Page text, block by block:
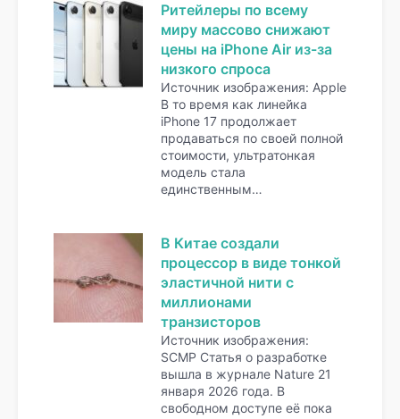
Ритейлеры по всему
миру массово снижают
цены на iPhone Air из-за
низкого спроса
Источник изображения: Apple
В то время как линейка
iPhone 17 продолжает
продаваться по своей полной
стоимости, ультратонкая
модель стала
единственным…
В Китае создали
процессор в виде тонкой
эластичной нити с
миллионами
транзисторов
Источник изображения:
SCMP Статья о разработке
вышла в журнале Nature 21
января 2026 года. В
свободном доступе её пока